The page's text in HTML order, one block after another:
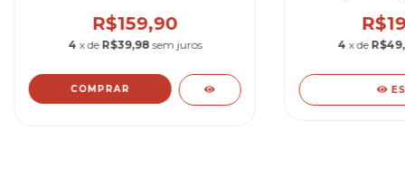
R$159,90
4 x de R$39,98 sem juros 4 x de